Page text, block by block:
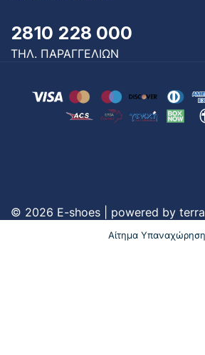
2810 228 000
ΤΗΛ. ΠΑΡΑΓΓΕΛΙΩΝ
© 2026 E-shoes | powered by
Αίτημα